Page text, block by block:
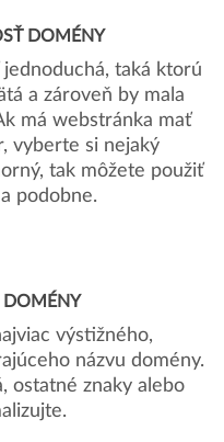
DOMÉNY
taká ktorú
a zároveň by mala
má webstránka mať
vyberte si nejaký
tak môžete použiť
podobne.
DOMÉNY
výstižného,
názvu domény.
ostatné znaky alebo